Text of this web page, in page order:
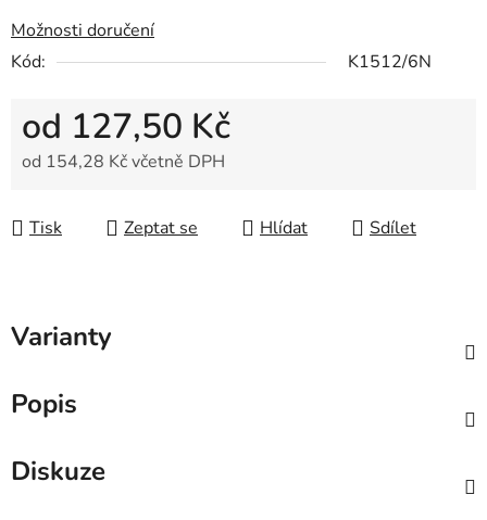
Možnosti doručení
Kód:
K1512/6N
od 127,50 Kč
od 154,28 Kčvčetně DPH
Tisk
Zeptat se Hlídat Sdílet
Varianty
Popis
Diskuze